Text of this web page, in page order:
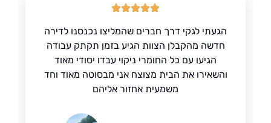
הגעתי לגקי דרך חברים שהמליצו נכנסנו לדירה
חדשה מהקבלן הצוות הגיע בזמן תקתק עבודה
הגיעו עם כל החומרי ניקוי עבדו יסודי מאוד
והשאירו את הבית מצוצח אני מבסוטה מאוד וחד
משמעית אחזור אליהם